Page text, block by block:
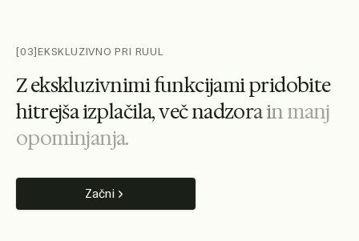
[03]EKSKLUZIVNO PRI RUUL
Zekskluzivnimifunkcijamipridobite
hitrejšaizplačila,večnadzorainmanj
opominjanja.
Začni